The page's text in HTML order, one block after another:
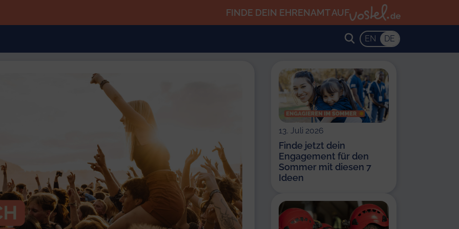
FINDE DEIN EHRENAMT AUF
EN DE
13. Juli 2026
Finde jetzt dein
Engagement für den
Sommer mit diesen 7
Ideen